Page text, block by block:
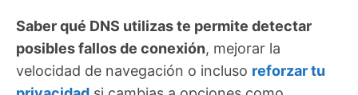
Saber qué DNS utilizas te permite detectar
posibles fallos de conexión, mejorar la
velocidad de navegación o incluso reforzar tu